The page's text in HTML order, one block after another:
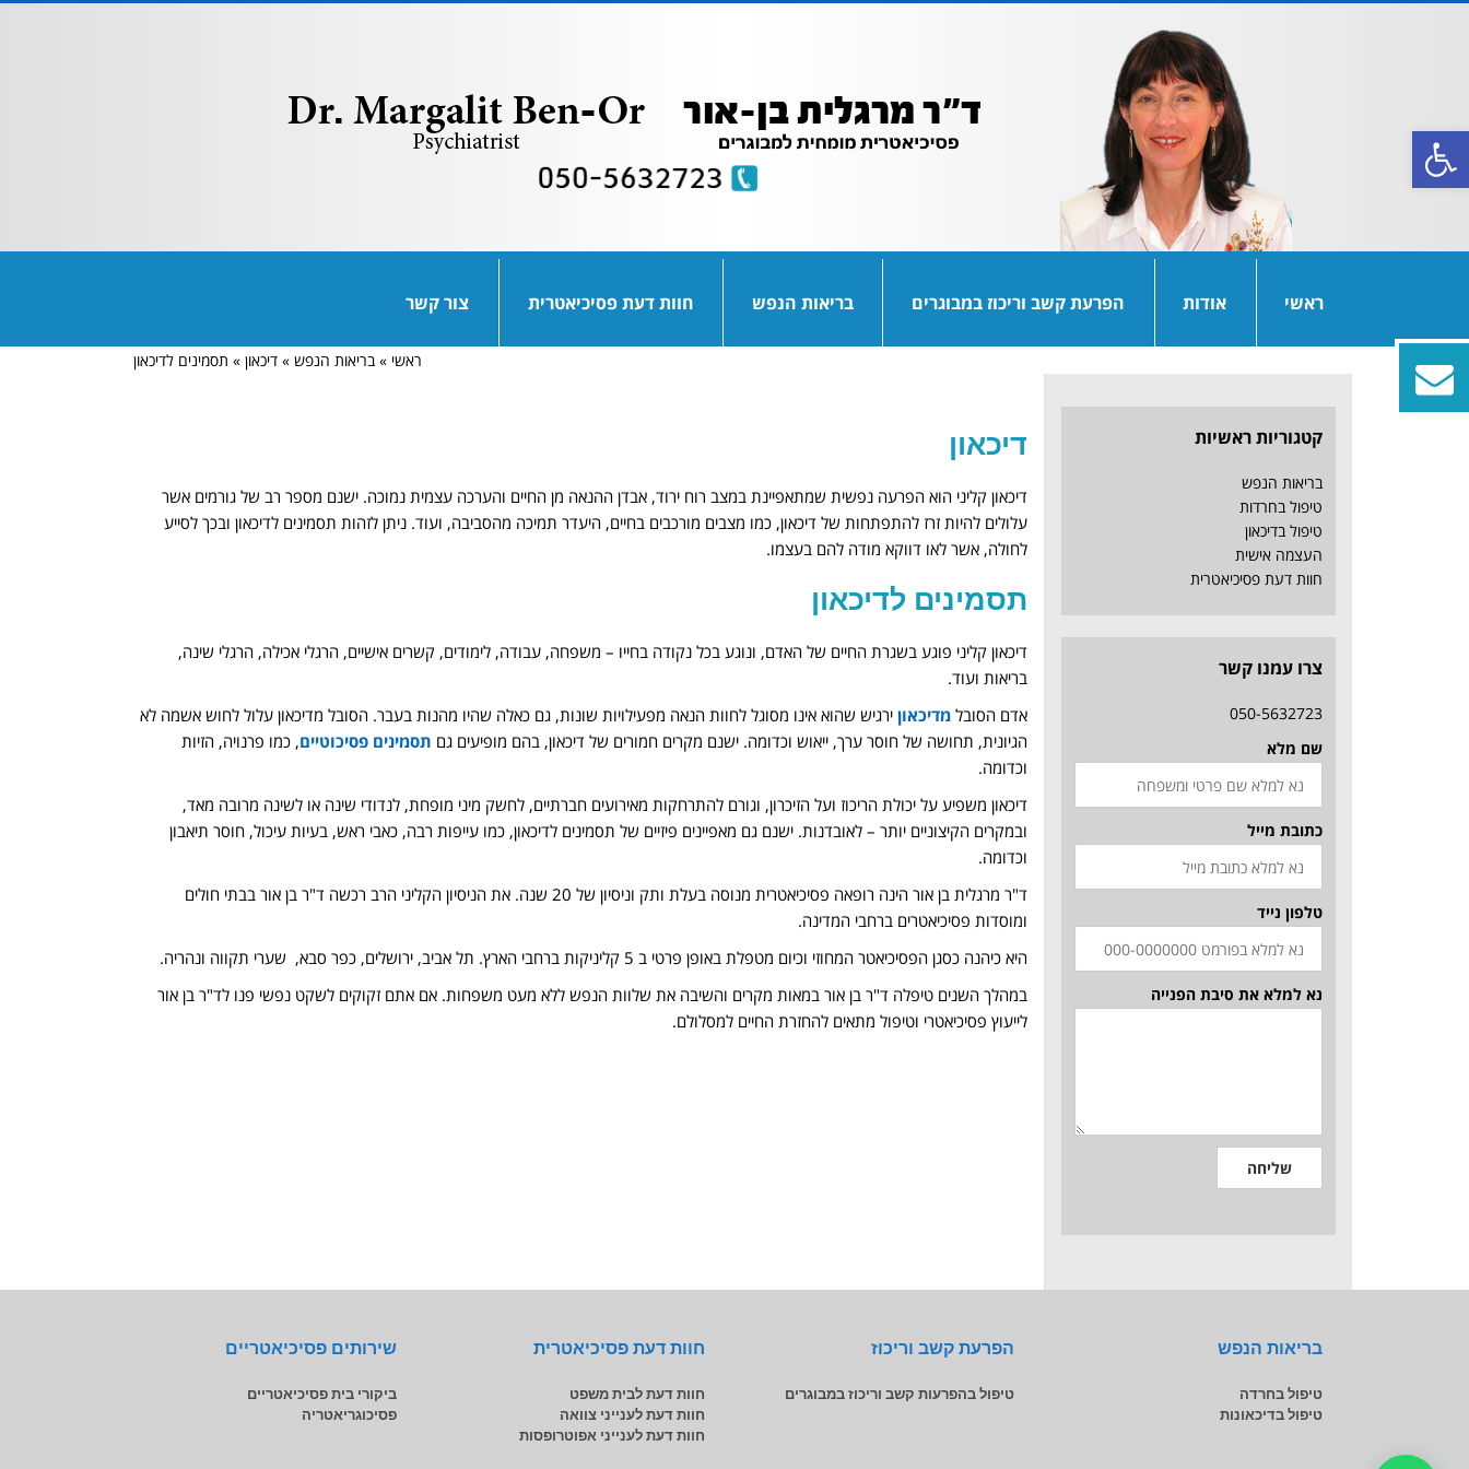
פתח סרגל נגישות
ראשי אודות הפרעת קשב וריכוז במבוגרים בריאות הנפש חוות דעת פסיכיאטרית צור קשר
ראשי » בריאות הנפש » דיכאון » תסמינים לדיכאון
דיכאון
דיכאון קליני הוא הפרעה נפשית שמתאפיינת במצב רוח ירוד, אבדן ההנאה מן החיים והערכה עצמית נמוכה. ישנם מספר רב של גורמים אשר
עלולים להיות זרז להתפתחות של דיכאון, כמו מצבים מורכבים בחיים, היעדר תמיכה מהסביבה, ועוד. ניתן לזהות תסמינים לדיכאון ובכך לסייע
לחולה, אשר לאו דווקא מודה להם בעצמו.
תסמינים לדיכאון
דיכאון קליני פוגע בשגרת החיים של האדם, ונוגע בכל נקודה בחייו – משפחה, עבודה, לימודים, קשרים אישיים, הרגלי אכילה, הרגלי שינה,
בריאות ועוד.
אדם הסובלמדיכאון ירגיש שהוא אינו מסוגל לחוות הנאה מפעילויות שונות, גם כאלה שהיו מהנות בעבר. הסובל מדיכאון עלול לחוש אשמה לא
הגיונית, תחושה של חוסר ערך, ייאוש וכדומה. ישנם מקרים חמורים של דיכאון, בהם מופיעים גם תסמינים פסיכוטיים, כמו פרנויה, הזיות
וכדומה.
דיכאון משפיע על יכולת הריכוז ועל הזיכרון, וגורם להתרחקות מאירועים חברתיים, לחשק מיני מופחת, לנדודי שינה או לשינה מרובה מאד,
ובמקרים הקיצוניים יותר – לאובדנות. ישנם גם מאפיינים פיזיים של תסמינים לדיכאון, כמו עייפות רבה, כאבי ראש, בעיות עיכול, חוסר תיאבון
וכדומה.
ד"ר מרגלית בן אור הינה רופאה פסיכיאטרית מנוסה בעלת ותק וניסיון של 20 שנה. את הניסיון הקליני הרב רכשה ד"ר בן אור בבתי חולים
ומוסדות פסיכיאטרים ברחבי המדינה.
היא כיהנה כסגן הפסיכיאטר המחוזי וכיום מטפלת באופן פרטי ב 5 קליניקות ברחבי הארץ. תל אביב, ירושלים, כפר סבא, שערי תקווה ונהריה.
במהלך השנים טיפלה ד"ר בן אור במאות מקרים והשיבה את שלוות הנפש ללא מעט משפחות. אם אתם זקוקים לשקט נפשי פנו לד"ר בן אור
לייעוץ פסיכיאטרי וטיפול מתאים להחזרת החיים למסלולם.
קטגוריות ראשיות
בריאות הנפש
טיפול בחרדות
טיפול בדיכאון
העצמה אישית
חוות דעת פסיכיאטרית
צרו עמנו קשר
050-5632723
שם מלא
כתובת מייל
טלפון נייד
נא למלא את סיבת הפנייה
שליחה
בריאות הנפש
טיפול בחרדה
טיפול בדיכאונות
הפרעת קשב וריכוז
טיפול בהפרעות קשב וריכוז במבוגרים
חוות דעת פסיכיאטרית
חוות דעת לבית משפט
חוות דעת לענייני צוואה
חוות דעת לענייני אפוטרופסות
שירותים פסיכיאטריים
ביקורי בית פסיכיאטריים
פסיכוגריאטריה